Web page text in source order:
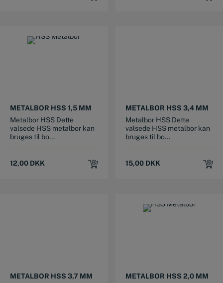
METALBOR HSS 1,5 MM
Metalbor HSS Dette
valsede HSS metalbor kan
bruges til bo...
12,00 DKK
METALBOR HSS 3,4 MM
Metalbor HSS Dette
valsede HSS metalbor kan
bruges til bo...
15,00 DKK
METALBOR HSS 3,7 MM
METALBOR HSS 2,0 MM